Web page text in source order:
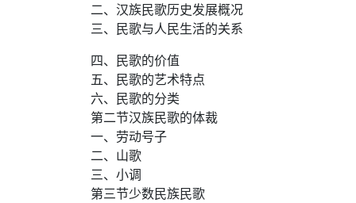
二、汉族民歌历史发展概况
三、民歌与人民生活的关系
四、民歌的价值
五、民歌的艺术特点
六、民歌的分类
第二节汉族民歌的体裁
一、劳动号子
二、山歌
三、小调
第三节少数民族民歌